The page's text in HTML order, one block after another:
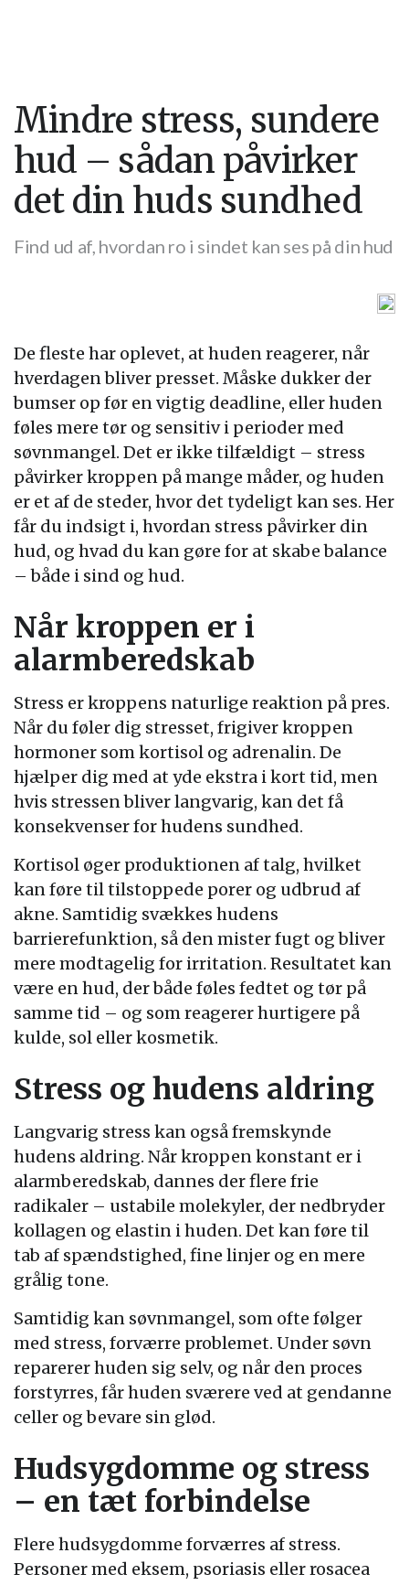
Mindre stress, sundere
hud – sådan påvirker
det din huds sundhed
Find ud af, hvordan ro i sindet kan ses på din hud
De fleste har oplevet, at huden reagerer, når
hverdagen bliver presset. Måske dukker der
bumser op før en vigtig deadline, eller huden
føles mere tør og sensitiv i perioder med
søvnmangel. Det er ikke tilfældigt – stress
påvirker kroppen på mange måder, og huden
er et af de steder, hvor det tydeligt kan ses. Her
får du indsigt i, hvordan stress påvirker din
hud, og hvad du kan gøre for at skabe balance
– både i sind og hud.
Når kroppen er i
alarmberedskab
Stress er kroppens naturlige reaktion på pres.
Når du føler dig stresset, frigiver kroppen
hormoner som kortisol og adrenalin. De
hjælper dig med at yde ekstra i kort tid, men
hvis stressen bliver langvarig, kan det få
konsekvenser for hudens sundhed.
Kortisol øger produktionen af talg, hvilket
kan føre til tilstoppede porer og udbrud af
akne. Samtidig svækkes hudens
barrierefunktion, så den mister fugt og bliver
mere modtagelig for irritation. Resultatet kan
være en hud, der både føles fedtet og tør på
samme tid – og som reagerer hurtigere på
kulde, sol eller kosmetik.
Stress og hudens aldring
Langvarig stress kan også fremskynde
hudens aldring. Når kroppen konstant er i
alarmberedskab, dannes der flere frie
radikaler – ustabile molekyler, der nedbryder
kollagen og elastin i huden. Det kan føre til
tab af spændstighed, fine linjer og en mere
grålig tone.
Samtidig kan søvnmangel, som ofte følger
med stress, forværre problemet. Under søvn
reparerer huden sig selv, og når den proces
forstyrres, får huden sværere ved at gendanne
celler og bevare sin glød.
Hudsygdomme og stress
– en tæt forbindelse
Flere hudsygdomme forværres af stress.
Personer med eksem, psoriasis eller rosacea